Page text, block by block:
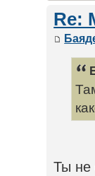
Re:
Ты не